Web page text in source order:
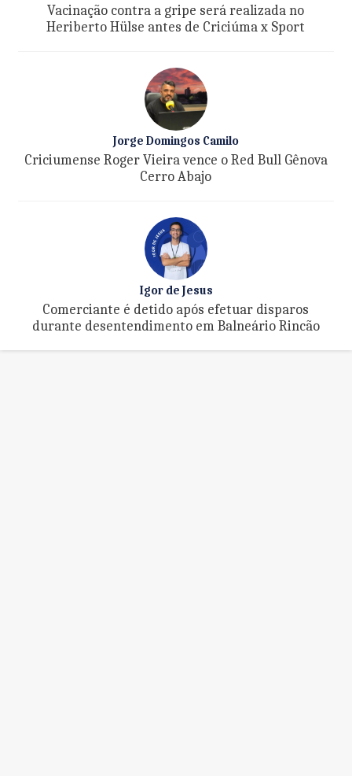
Vacinação contra a gripe será realizada no
Heriberto Hülse antes de Criciúma x Sport
Jorge Domingos Camilo
Criciumense Roger Vieira vence o Red Bull Gênova
Cerro Abajo
Igor de Jesus
Comerciante é detido após efetuar disparos
durante desentendimento em Balneário Rincão